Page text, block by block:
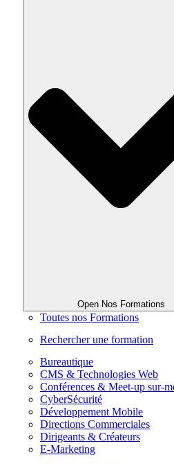
Open Nos Formations
Toutes nos Formations
Rechercher une formation
Bureautique
CMS & Technologies Web
Conférences & Meet-up sur-
CyberSécurité
Développement Mobile
Directions Commerciales
Dirigeants & Créateurs
E-Marketing